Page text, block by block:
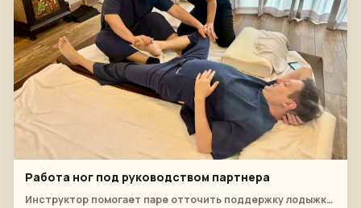
Работа ног под руководством партнера
Инструктор помогает паре отточить поддержку лодыжки, угол наклона коленей и расслабленное положение клиента.